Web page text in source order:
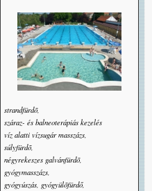
strandfürdõ,
száraz- és balneoterápiás kezelés
víz alatti vízsugár masszázs,
súlyfürdõ,
négyrekeszes galvánfürdõ,
gyógymasszázs,
gyógyúszás, gyógyülõfürdő,